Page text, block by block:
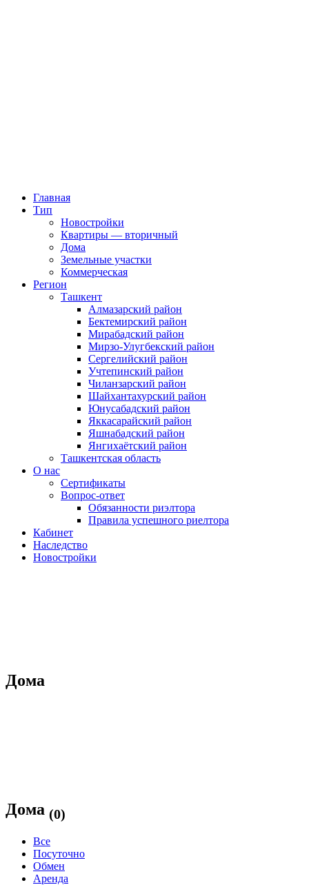
Главная
Тип
Новостройки
Квартиры — вторичный
Дома
Земельные участки
Коммерческая
Регион
Ташкент
Алмазарский район
Бектемирский район
Мирабадский район
Мирзо-Улугбекский район
Сергелийский район
Учтепинский район
Чиланзарский район
Шайхантахурский район
Юнусабадский район
Яккасарайский район
Яшнабадский район
Янгихаётский район
Ташкентская область
О нас
Сертификаты
Вопрос-ответ
Обязанности риэлтора
Правила успешного риелтора
Кабинет
Наследство
Новостройки
Дома
Дома (0)
Все
Посуточно
Обмен
Аренда